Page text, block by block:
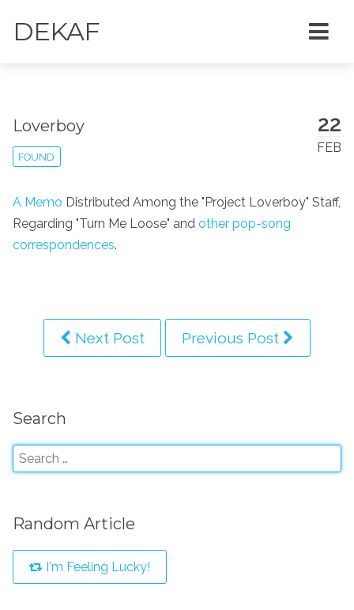
DEKAF
22
FEB
Loverboy
FOUND
A Memo Distributed Among the "Project Loverboy" Staff,
Regarding "Turn Me Loose" and other pop-song
correspondences.
Next Post Previous Post
Search
Random Article
I'm Feeling Lucky!